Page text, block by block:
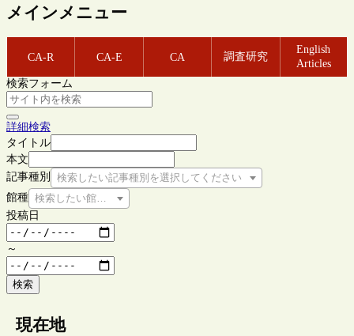
メインメニュー
CA-R CA-E CA 調査研究
English
Articles
検索フォーム
詳細検索
タイトル
本文
記事種別
検索したい記事種別を選択してください
館種 検索したい館種を選択してください
投稿日
～
検索
現在地